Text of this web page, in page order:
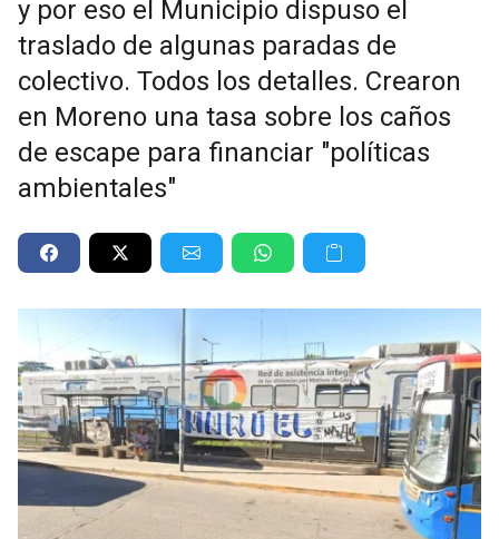
y por eso el Municipio dispuso el
traslado de algunas paradas de
colectivo. Todos los detalles. Crearon
en Moreno una tasa sobre los caños
de escape para financiar "políticas
ambientales"